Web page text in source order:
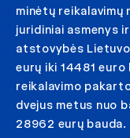
minėtų reikalavimų
juridiniai asmenys
atstovybės
eurų iki 14481
reikalavimo
dvejus metus nuo
28962 eurų bauda.